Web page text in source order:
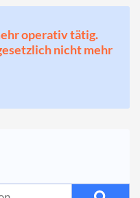
operativ tätig.
nicht mehr